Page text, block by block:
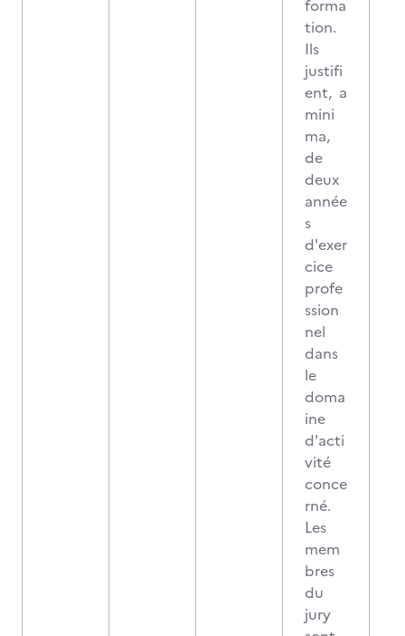
forma
tion.
Ils
justifi
ent, a
mini
ma,
de
deux
année
s
d'exer
cice
profe
ssion
nel
dans
le
doma
ine
d'acti
vité
conce
rné.
Les
mem
bres
du
jury